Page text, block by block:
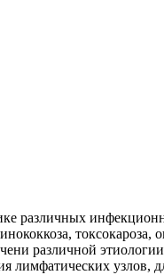
различных
токсокароза,
различной
лимфатических узлов,